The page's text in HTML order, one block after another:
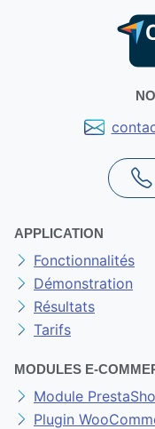
APPLICATION
Fonctionnalités
Démonstration
Résultats
Tarifs
MODULES E-
Module
Plugin